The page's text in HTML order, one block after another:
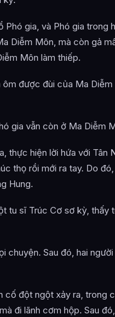
gia, và Phó gia trong
Diễm Môn, mà còn gả
Môn làm thiếp.
được đùi của Ma
gia vẫn còn ở Ma Diễm
thực hiện lời hứa với Tân
thọ rồi mới ra tay. Do
Hung.
tu sĩ Trúc Cơ sơ kỳ, thấy
chuyện. Sau đó, hai
cố đột ngột xảy ra, trong
đi lãnh cơm hộp. Sau